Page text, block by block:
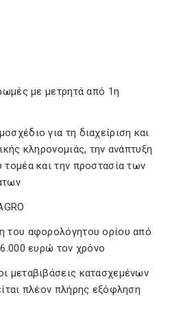
με μετρητά από 1η
για τη διαχείριση και
κληρονομιάς, την ανάπτυξη
τομέα και την προστασία των
του αφορολόγητου ορίου από
ευρώ τον χρόνο
μεταβιβάσεις κατασχεμένων
πλέον πλήρης εξόφληση